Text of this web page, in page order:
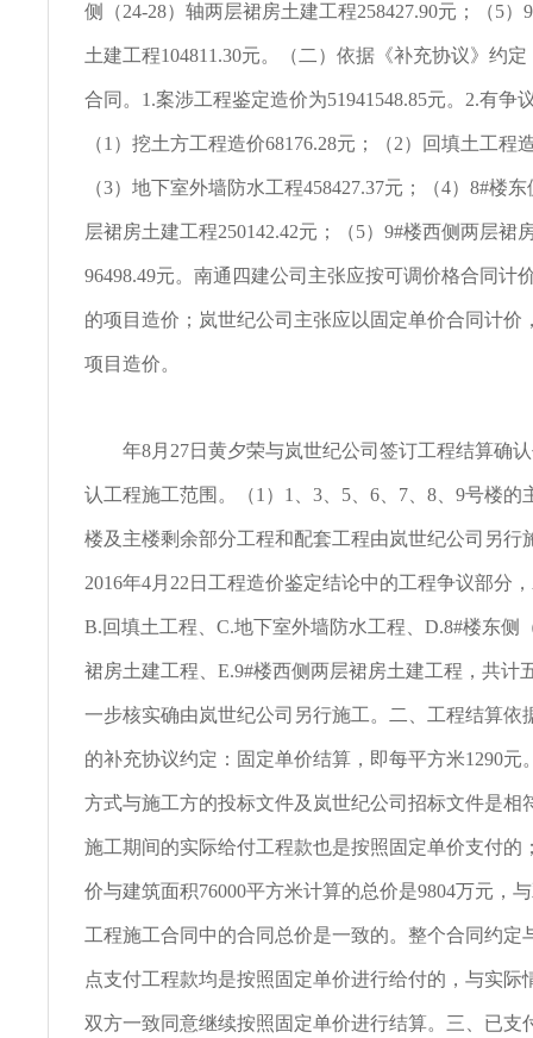
侧（24-28）轴两层裙房土建工程258427.90元；（5）
土建工程104811.30元。（二）依据《补充协议》约
合同。1.案涉工程鉴定造价为51941548.85元。2.有争
（1）挖土方工程造价68176.28元；（2）回填土工程
（3）地下室外墙防水工程458427.37元；（4）8#楼
层裙房土建工程250142.42元；（5）9#楼西侧两层裙
96498.49元。南通四建公司主张应按可调价格合同计
的项目造价；岚世纪公司主张应以固定单价合同计价
项目造价。
年8月27日黄夕荣与岚世纪公司签订工程结算确认
认工程施工范围。（1）1、3、5、6、7、8、9号楼的
楼及主楼剩余部分工程和配套工程由岚世纪公司另行
2016年4月22日工程造价鉴定结论中的工程争议部分
B.回填土工程、C.地下室外墙防水工程、D.8#楼东侧
裙房土建工程、E.9#楼西侧两层裙房土建工程，共计
一步核实确由岚世纪公司另行施工。二、工程结算依
的补充协议约定：固定单价结算，即每平方米1290元
方式与施工方的投标文件及岚世纪公司招标文件是相
施工期间的实际给付工程款也是按照固定单价支付的
价与建筑面积76000平方米计算的总价是9804万元，
工程施工合同中的合同总价是一致的。整个合同约定
点支付工程款均是按照固定单价进行给付的，与实际
双方一致同意继续按照固定单价进行结算。三、已支